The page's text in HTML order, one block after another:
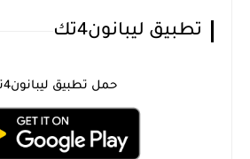
تطبيق ليبانون4تك
حمل تطبيق ليبانون4تك